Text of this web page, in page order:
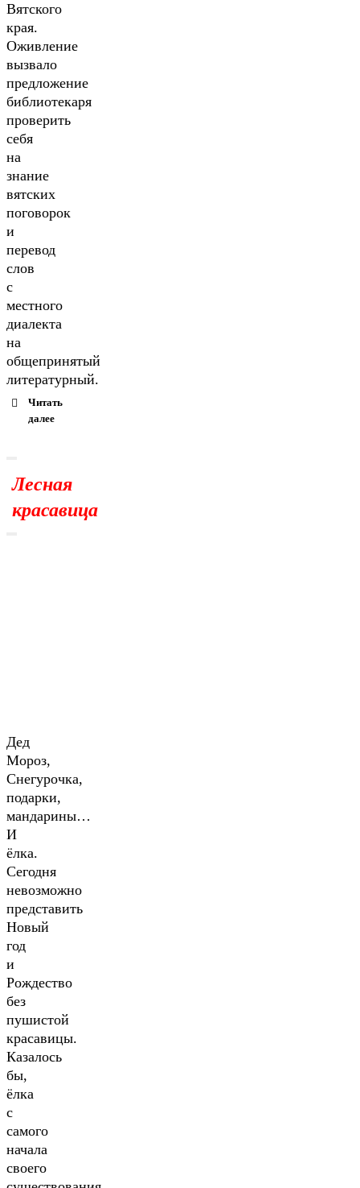
Вятского
края.
Оживление
вызвало
предложение
библиотекаря
проверить
себя
на
знание
вятских
поговорок
и
перевод
слов
с
местного
диалекта
на
общепринятый
литературный.
Читать
далее
Лесная
красавица
Дед
Мороз,
Снегурочка,
подарки,
мандарины…
И
ёлка.
Сегодня
невозможно
представить
Новый
год
и
Рождество
без
пушистой
красавицы.
Казалось
бы,
ёлка
с
самого
начала
своего